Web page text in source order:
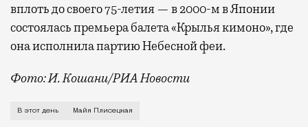
вплоть до своего 75-летия — в 2000-м в Японии
состоялась премьера балета «Крылья кимоно», где
она исполнила партию Небесной феи.
Фото: И. Кошани/РИА Новости
«Мы, балетные, чуть лучше цирковых», — говорила
В этот день Майя Плисецкая